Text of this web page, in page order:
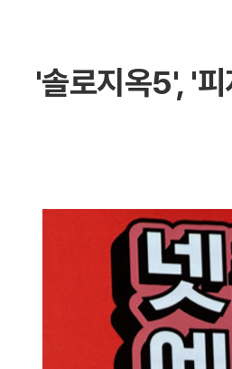
'솔로지옥5', '